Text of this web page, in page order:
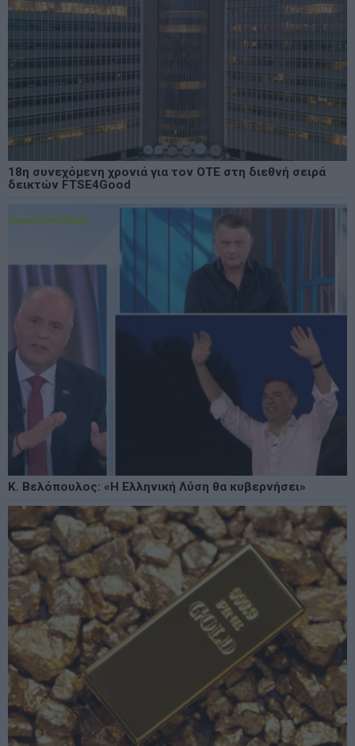
18η συνεχόμενη χρονιά για τον ΟΤΕ στη διεθνή σειρά
δεικτών FTSE4Good
Κ. Βελόπουλος: «Η Ελληνική Λύση θα κυβερνήσει»